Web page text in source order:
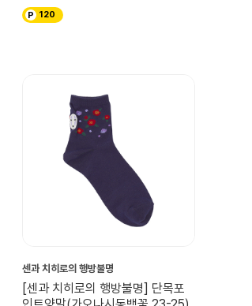
120
센과 치히로의 행방불명
[센과 치히로의 행방불명] 단목포